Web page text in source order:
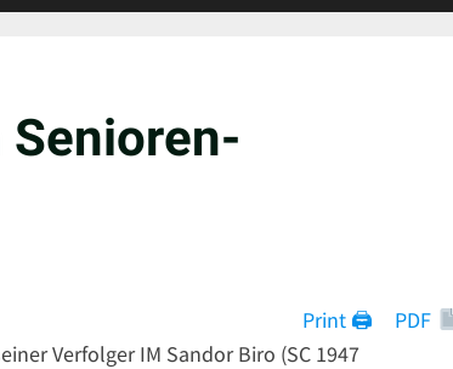
Senioren-
Print 🖨
PDF
Verfolger IM Sandor Biro (SC 1947